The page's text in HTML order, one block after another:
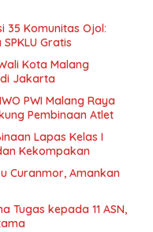
35 Komunitas Ojol:
Gratis
Kota Malang
Jakarta
PWI Malang Raya
Pembinaan Atlet
Lapas Kelas I
Kekompakan
Curanmor, Amankan
Tugas kepada 11 ASN,